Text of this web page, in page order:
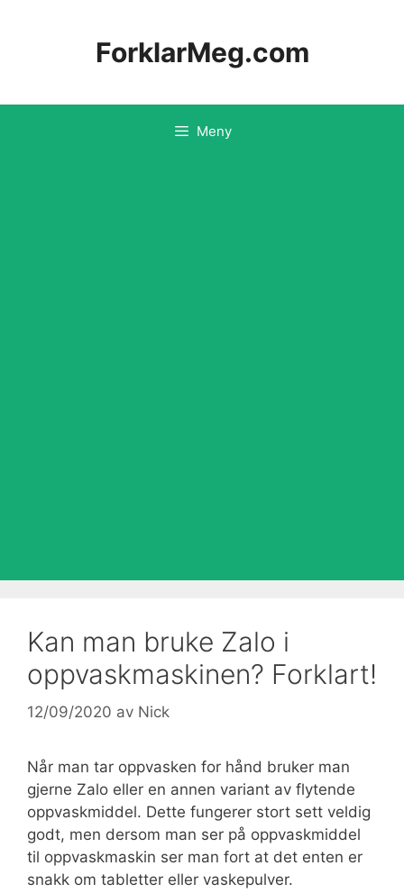
ForklarMeg.com
Meny
Kan man bruke Zalo i
oppvaskmaskinen? Forklart!
12/09/2020 av Nick
Når man tar oppvasken for hånd bruker man
gjerne Zalo eller en annen variant av flytende
oppvaskmiddel. Dette fungerer stort sett veldig
godt, men dersom man ser på oppvaskmiddel
til oppvaskmaskin ser man fort at det enten er
snakk om tabletter eller vaskepulver.